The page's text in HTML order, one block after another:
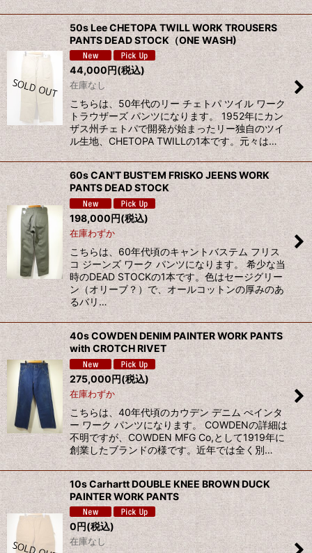
50s Lee CHETOPA TWILL WORK TROUSERS
PANTS DEAD STOCK（ONE WASH)
44,000円(税込)
在庫なし
こちらは、50年代のリー チェトパ ツイル ワーク
トラウザーズ パンツになります。 1952年にカン
ザス州チェトパで開発が始まったリー独自のツイ
ル生地、CHETOPA TWILLの1本です。元々は…
60s CAN'T BUST'EM FRISKO JEENS WORK
PANTS DEAD STOCK
198,000円(税込)
在庫わずか
こちらは、60年代頃のキャントバステム フリス
コ ジーンズ ワーク パンツになります。 希少な当
時のDEAD STOCKの1本です。色はセージグリー
ン（オリーブ？）で、オールコットンの厚みのあ
るバリ…
40s COWDEN DENIM PAINTER WORK PANTS
with CROTCH RIVET
275,000円(税込)
在庫わずか
こちらは、40年代頃のカウデン デニム ぺインタ
ー ワーク パンツになります。 COWDENの詳細は
不明ですが、COWDEN MFG Co,として1919年に
創業したブランドの様です。近年では全く別…
10s Carhartt DOUBLE KNEE BROWN DUCK
PAINTER WORK PANTS
0円(税込)
在庫なし